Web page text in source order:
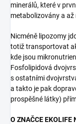
minerálů, které v
metabolizovány a až
Nicméně lipozomy
totiž transportovat
kde jsou
Fosfolipidová
s ostatními
a takto je pak
prospěšné látky)
O ZNAČCE EKOLIFE